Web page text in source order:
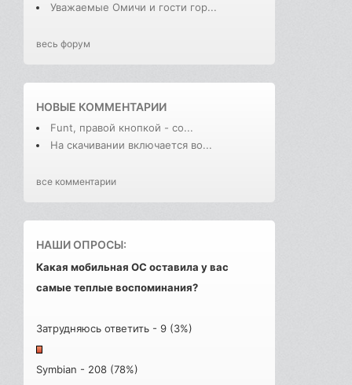
Уважаемые Омичи и гости гор...
весь форум
НОВЫЕ КОММЕНТАРИИ
Funt, правой кнопкой - со...
На скачивании включается во...
все комментарии
НАШИ ОПРОСЫ:
Какая мобильная ОС оставила у вас
самые теплые воспоминания?
Затрудняюсь ответить - 9 (3%)
Symbian - 208 (78%)